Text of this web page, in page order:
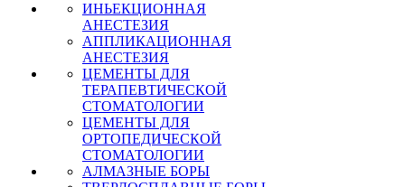
ИНЬЕКЦИОННАЯ
АНЕСТЕЗИЯ
АППЛИКАЦИОННАЯ
АНЕСТЕЗИЯ
ЦЕМЕНТЫ ДЛЯ
ТЕРАПЕВТИЧЕСКОЙ
СТОМАТОЛОГИИ
ЦЕМЕНТЫ ДЛЯ
ОРТОПЕДИЧЕСКОЙ
СТОМАТОЛОГИИ
АЛМАЗНЫЕ БОРЫ